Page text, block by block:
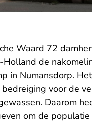
Waard 72
de
in Numansdorp.
voor de
Daarom
om de